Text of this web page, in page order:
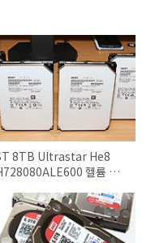
8TB Ultrastar He8
헬륨 하